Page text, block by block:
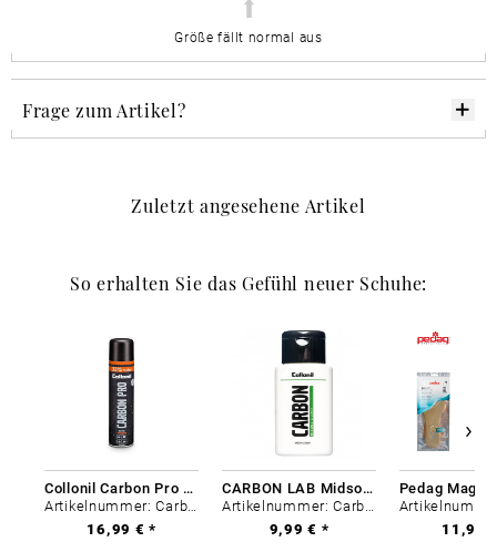
Größe fällt normal aus
Frage zum Artikel?
Zuletzt angesehene Artikel
So erhalten Sie das Gefühl neuer Schuhe:
Collonil Carbon Pro 400 ml
Artikelnummer: Carbon-0
16,99 € *
CARBON LAB Midsole Cleaner
Artikelnummer: Carbon-0
9,99 € *
11,99